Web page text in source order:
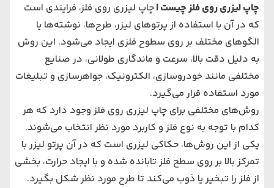
چاپ لیزری روی فلز چیست |چاپ لیزری روی فلز، فرایندی است
که در آن با استفاده از پرتوهای لیزر، طرح‌ها، نوشته‌ها یا
الگوهای مختلف بر روی سطوح فلزی ایجاد می‌شود. این روش
به دلیل دقت بالا، سرعت و ماندگاری طولانی، در صنایع
مختلفی مانند خودروسازی، الکترونیک، جواهرسازی و تبلیغات
مورد استفاده قرار می‌گیرد.
روش‌های مختلفی برای چاپ لیزری روی فلز وجود دارد که هر
کدام با توجه به نوع فلز و کاربرد مورد نظر انتخاب می‌شوند.
یکی از این روش‌ها، حکاکی لیزری است که در آن پرتو لیزر با
تمرکز بالا بر روی سطح فلز تابانده شده و با ایجاد حرارت، بخشی
از فلز را تبخیر یا ذوب می‌کند تا طرح مورد نظر شکل بگیرد.